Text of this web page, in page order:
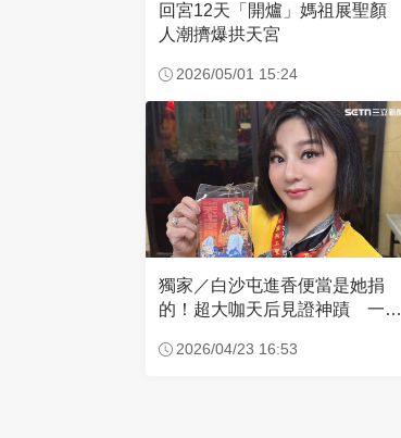
回宮12天「開爐」媽祖展聖顏
人潮擠爆拱天宮
2026/05/01 15:24
獨家／白沙屯進香便當是她捐
的！超大咖天后見證神蹟 一靠
2026/04/23 16:53